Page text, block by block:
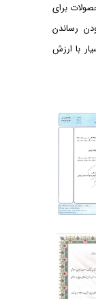
ایده
برای
رساندن
با ارزش